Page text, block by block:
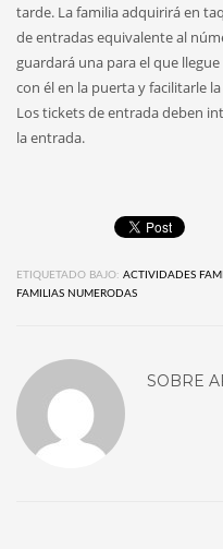
tarde. La familia adquirirá en
de entradas equivalente al
guardará una para el que
con él en la puerta y facilitarle
Los tickets de entrada deben
la entrada.
ETIQUETADO BAJO: ACTIVIDADES
FAMILIAS NUMERODAS
SOBRE